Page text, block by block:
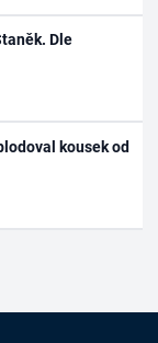
Dle
kousek od